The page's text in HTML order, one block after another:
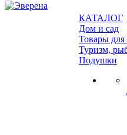
КАТАЛОГ
Дом и сад
Товары
Туризм,
Подушки